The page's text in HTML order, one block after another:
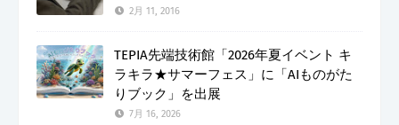
2月 11, 2016
TEPIA先端技術館「2026年夏イベント キ
ラキラ★サマーフェス」に「AIものがた
りブック」を出展
7月 16, 2026